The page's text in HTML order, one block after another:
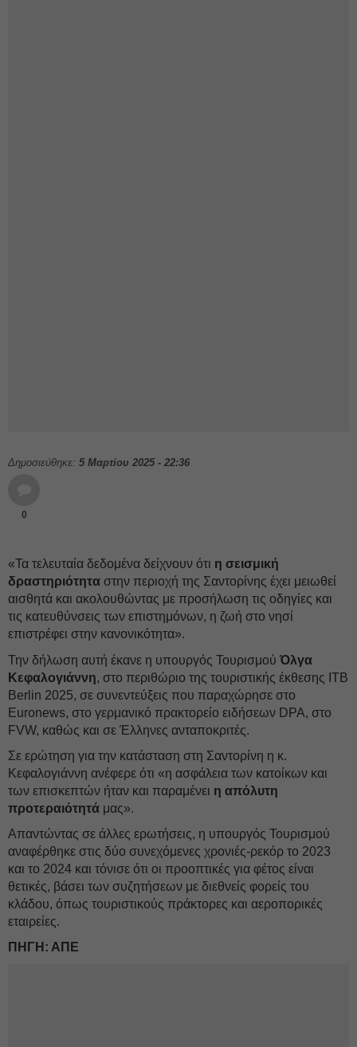
Δημοσιεύθηκε: 5 Μαρτίου 2025 - 22:36
0
«Τα τελευταία δεδομένα δείχνουν ότι η σεισμική
δραστηριότητα στην περιοχή της Σαντορίνης έχει μειωθεί
αισθητά και ακολουθώντας με προσήλωση τις οδηγίες και
τις κατευθύνσεις των επιστημόνων, η ζωή στο νησί
επιστρέφει στην κανονικότητα».
Την δήλωση αυτή έκανε η υπουργός Τουρισμού Όλγα
Κεφαλογιάννη, στο περιθώριο της τουριστικής έκθεσης ΙΤΒ
Berlin 2025, σε συνεντεύξεις που παραχώρησε στο
Euronews, στο γερμανικό πρακτορείο ειδήσεων DPA, στο
FVW, καθώς και σε Έλληνες ανταποκριτές.
Σε ερώτηση για την κατάσταση στη Σαντορίνη η κ.
Κεφαλογιάννη ανέφερε ότι «η ασφάλεια των κατοίκων και
των επισκεπτών ήταν και παραμένει η απόλυτη
προτεραιότητά μας».
Απαντώντας σε άλλες ερωτήσεις, η υπουργός Τουρισμού
αναφέρθηκε στις δύο συνεχόμενες χρονιές-ρεκόρ το 2023
και το 2024 και τόνισε ότι οι προοπτικές για φέτος είναι
θετικές, βάσει των συζητήσεων με διεθνείς φορείς του
κλάδου, όπως τουριστικούς πράκτορες και αεροπορικές
εταιρείες.
ΠΗΓΗ: ΑΠΕ